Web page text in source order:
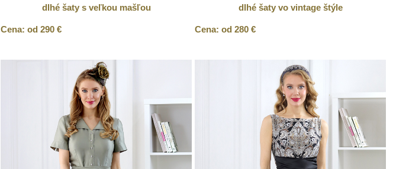
dlhé šaty s veľkou mašľou
Cena: od 290 €
dlhé šaty vo vintage štýle
Cena: od 280 €